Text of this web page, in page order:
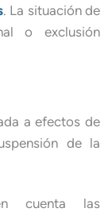
. La situación de
o exclusión
a efectos de
de la
cuenta las